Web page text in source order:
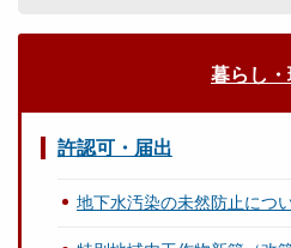
暮らし
許認可・届出
地下水汚染の未然防止につ